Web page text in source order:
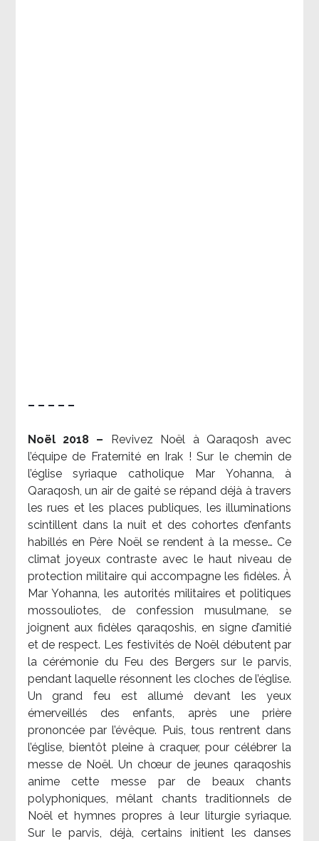
– – – – –
Noël 2018 –
Revivez Noël à Qaraqosh avec
l’équipe de Fraternité en Irak ! Sur le chemin de
l’église syriaque catholique Mar Yohanna, à
Qaraqosh, un air de gaité se répand déjà à travers
les rues et les places publiques, les illuminations
scintillent dans la nuit et des cohortes d’enfants
habillés en Père Noël se rendent à la messe… Ce
climat joyeux contraste avec le haut niveau de
protection militaire qui accompagne les fidèles. À
Mar Yohanna, les autorités militaires et politiques
mossouliotes, de confession musulmane, se
joignent aux fidèles qaraqoshis, en signe d’amitié
et de respect. Les festivités de Noël débutent par
la cérémonie du Feu des Bergers sur le parvis,
pendant laquelle résonnent les cloches de l’église.
Un grand feu est allumé devant les yeux
émerveillés des enfants, après une prière
prononcée par l’évêque. Puis, tous rentrent dans
l’église, bientôt pleine à craquer, pour célébrer la
messe de Noël. Un chœur de jeunes qaraqoshis
anime cette messe par de beaux chants
polyphoniques, mêlant chants traditionnels de
Noël et hymnes propres à leur liturgie syriaque.
Sur le parvis, déjà, certains initient les danses